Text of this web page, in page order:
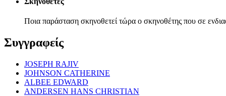
Ποια παράσταση σκηνοθετεί τώρα ο σκηνοθέτης που σε
Συγγραφείς
JOSEPH RAJIV
JOHNSON CATHERINE
ALBEE EDWARD
ANDERSEN HANS CHRISTIAN